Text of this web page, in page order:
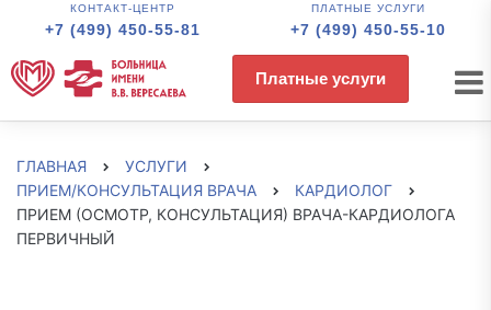
КОНТАКТ-ЦЕНТР
+7 (499) 450-55-81
ПЛАТНЫЕ УСЛУГИ
+7 (499) 450-55-10
Платные услуги
ГЛАВНАЯ
УСЛУГИ
ПРИЕМ/КОНСУЛЬТАЦИЯ ВРАЧА
КАРДИОЛОГ
ПРИЕМ (ОСМОТР, КОНСУЛЬТАЦИЯ) ВРАЧА-КАРДИОЛОГА
ПЕРВИЧНЫЙ